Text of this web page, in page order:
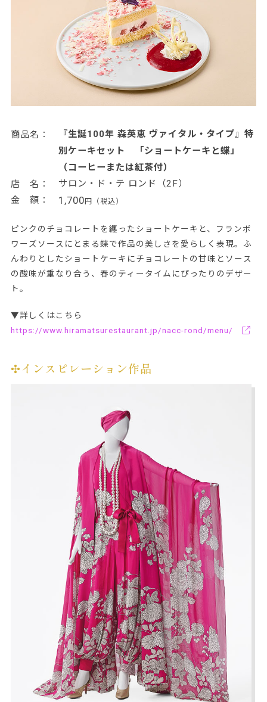
商品名：
『生誕100年 森英恵 ヴァイタル・タイプ』特
別ケーキセット 「ショートケーキと蝶」
（コーヒーまたは紅茶付）
店 名：
サロン・ド・テ ロンド（2F）
金 額：
1,700 円（税込）
ピンクのチョコレートを纏ったショートケーキと、フランボ
ワーズソースにとまる蝶で作品の美しさを愛らしく表現。ふ
んわりとしたショートケーキにチョコレートの甘味とソース
の酸味が重なり合う、春のティータイムにぴったりのデザー
ト。
▼詳しくはこちら
https://www.hiramatsurestaurant.jp/nacc-rond/menu/
✣インスピレーション作品